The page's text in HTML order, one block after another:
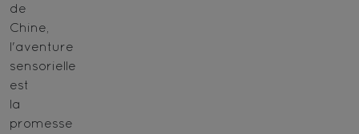
de
Chine,
l'aventure
sensorielle
est
la
promesse